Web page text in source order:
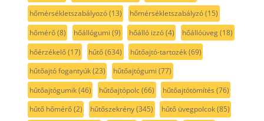
hőmérsékletszabályozó(13) hőmérsékletszabályzó(15)
hőmérő(8) hőállógumi (9) hőálló izzó(4) hőállóüveg(18)
hőérzékelő(17) hűtő(634) hűtőajtó-tartozék(69)
hűtőajtó fogantyúk(23) hűtőajtógumi (77)
hűtőajtógumik(46) hűtőajtópolc(66) hűtőajtótömítés (76)
hűtő hőmérő(2) hűtőszekrény(345) hűtő üvegpolcok(85)